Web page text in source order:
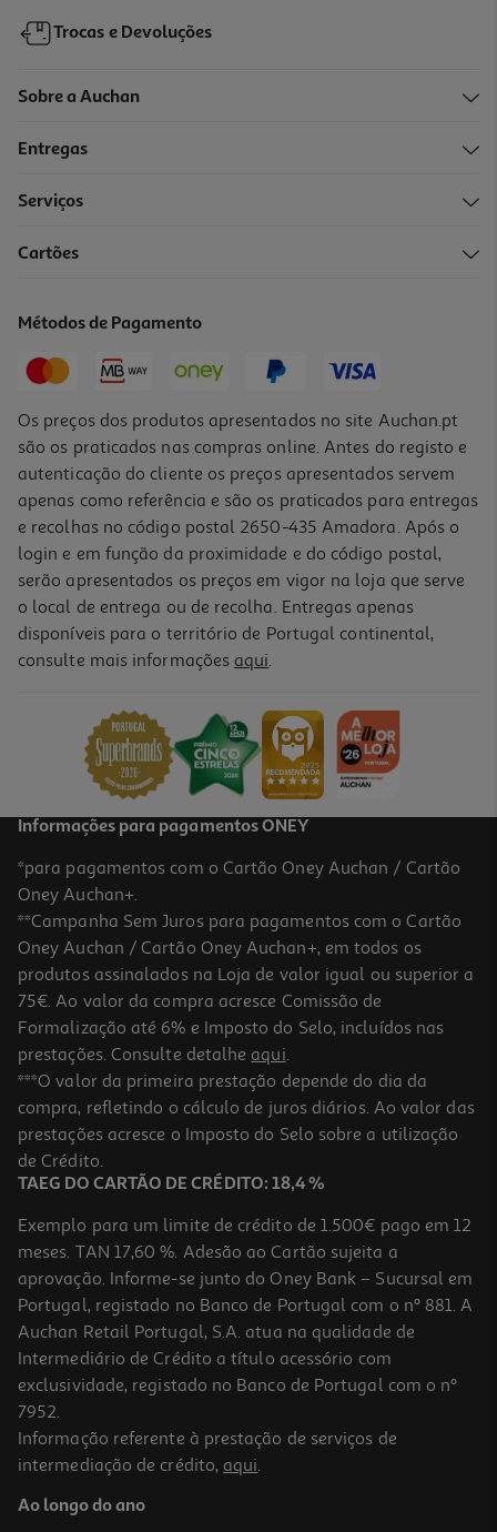
Trocas e Devoluções
Sobre a Auchan
Entregas
Serviços
Cartões
Métodos de Pagamento
Os preços dos produtos apresentados no site Auchan.pt
são os praticados nas compras online. Antes do registo e
autenticação do cliente os preços apresentados servem
apenas como referência e são os praticados para entregas
e recolhas no código postal 2650-435 Amadora. Após o
login e em função da proximidade e do código postal,
serão apresentados os preços em vigor na loja que serve
o local de entrega ou de recolha. Entregas apenas
disponíveis para o território de Portugal continental,
consulte mais informações aqui.
Informações para pagamentos ONEY
*para pagamentos com o Cartão Oney Auchan / Cartão
Oney Auchan+.
**Campanha Sem Juros para pagamentos com o Cartão
Oney Auchan / Cartão Oney Auchan+, em todos os
produtos assinalados na Loja de valor igual ou superior a
75€. Ao valor da compra acresce Comissão de
Formalização até 6% e Imposto do Selo, incluídos nas
prestações. Consulte detalhe aqui.
***O valor da primeira prestação depende do dia da
compra, refletindo o cálculo de juros diários. Ao valor das
prestações acresce o Imposto do Selo sobre a utilização
de Crédito.
TAEG DO CARTÃO DE CRÉDITO: 18,4 %
Exemplo para um limite de crédito de 1.500€ pago em 12
meses. TAN 17,60 %. Adesão ao Cartão sujeita a
aprovação. Informe-se junto do Oney Bank – Sucursal em
Portugal, registado no Banco de Portugal com o nº 881. A
Auchan Retail Portugal, S.A. atua na qualidade de
Intermediário de Crédito a título acessório com
exclusividade, registado no Banco de Portugal com o nº
7952.
Informação referente à prestação de serviços de
intermediação de crédito, aqui.
Ao longo do ano